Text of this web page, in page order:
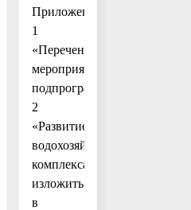
Приложение
1
«Перечень
мероприятий
подпрограммы
2
«Развитие
водохозяйственного
комплекса»
изложить
в